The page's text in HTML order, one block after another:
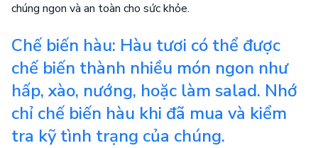
chúng ngon và an toàn cho sức khỏe.
Chế biến hàu: Hàu tươi có thể được
chế biến thành nhiều món ngon như
hấp, xào, nướng, hoặc làm salad. Nhớ
chỉ chế biến hàu khi đã mua và kiểm
tra kỹ tình trạng của chúng.